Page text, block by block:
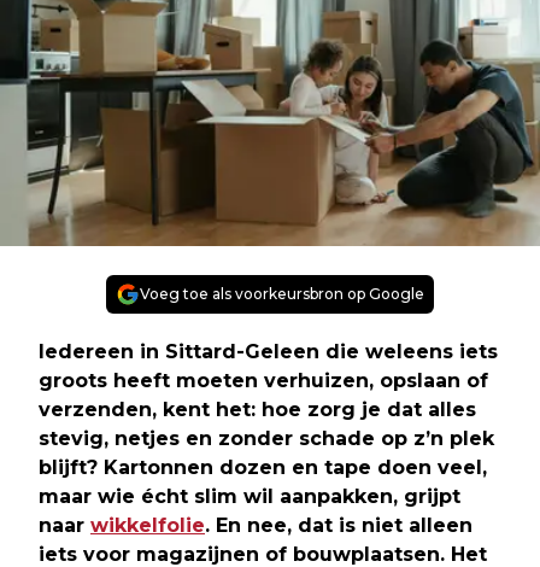
Voeg toe als voorkeursbron op Google
Iedereen in Sittard-Geleen die weleens iets
groots heeft moeten verhuizen, opslaan of
verzenden, kent het: hoe zorg je dat alles
stevig, netjes en zonder schade op z’n plek
blijft? Kartonnen dozen en tape doen veel,
maar wie écht slim wil aanpakken, grijpt
naar wikkelfolie. En nee, dat is niet alleen
iets voor magazijnen of bouwplaatsen. Het